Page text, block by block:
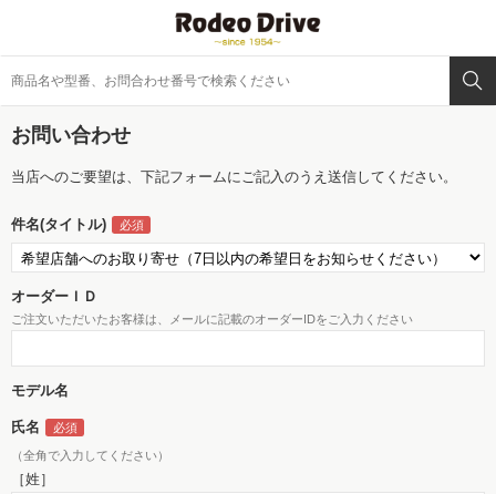
お問い合わせ
当店へのご要望は、下記フォームにご記入のうえ送信してください。
件名(タイトル)
オーダーＩＤ
ご注文いただいたお客様は、メールに記載のオーダーIDをご入力ください
モデル名
氏名
（全角で入力してください）
［姓］